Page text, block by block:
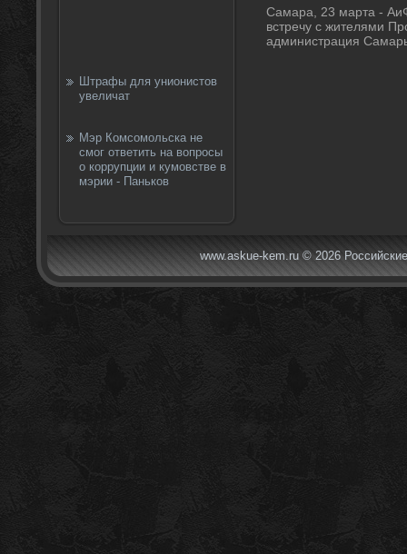
Штрафы для унионистов
увеличат
Мэр Комсомольска не
смог ответить на вопросы
о коррупции и кумовстве в
мэрии - Паньков
Самара, 23 марта -
встречу с жителями
администрация
www.askue-kem.ru © 2026